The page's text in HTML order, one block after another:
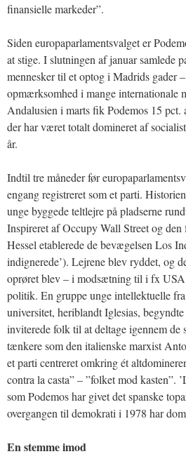
finansielle markeder”.
Siden europaparlamentsvalget er
at stige. I slutningen af januar samlede
mennesker til et optog i Madrids gader
opmærksomhed i mange internationale
Andalusien i marts fik Podemos 15 pct.
der har været totalt domineret af
år.
Indtil tre måneder før
engang registreret som et parti.
unge byggede teltlejre på pladserne
Inspireret af Occupy Wall Street og
Hessel etablerede de bevægelsen Los
indignerede’). Lejrene blev ryddet, og
oprøret blev – i modsætning til i fx USA
politik. En gruppe unge intellektuelle
universitet, heriblandt Iglesias,
inviterede folk til at deltage igennem de
tænkere som den italienske marxist
et parti centreret omkring ét
contra la casta” – ”folket mod kasten”.
som Podemos har givet det spanske
overgangen til demokrati i 1978 har
En stemme imod